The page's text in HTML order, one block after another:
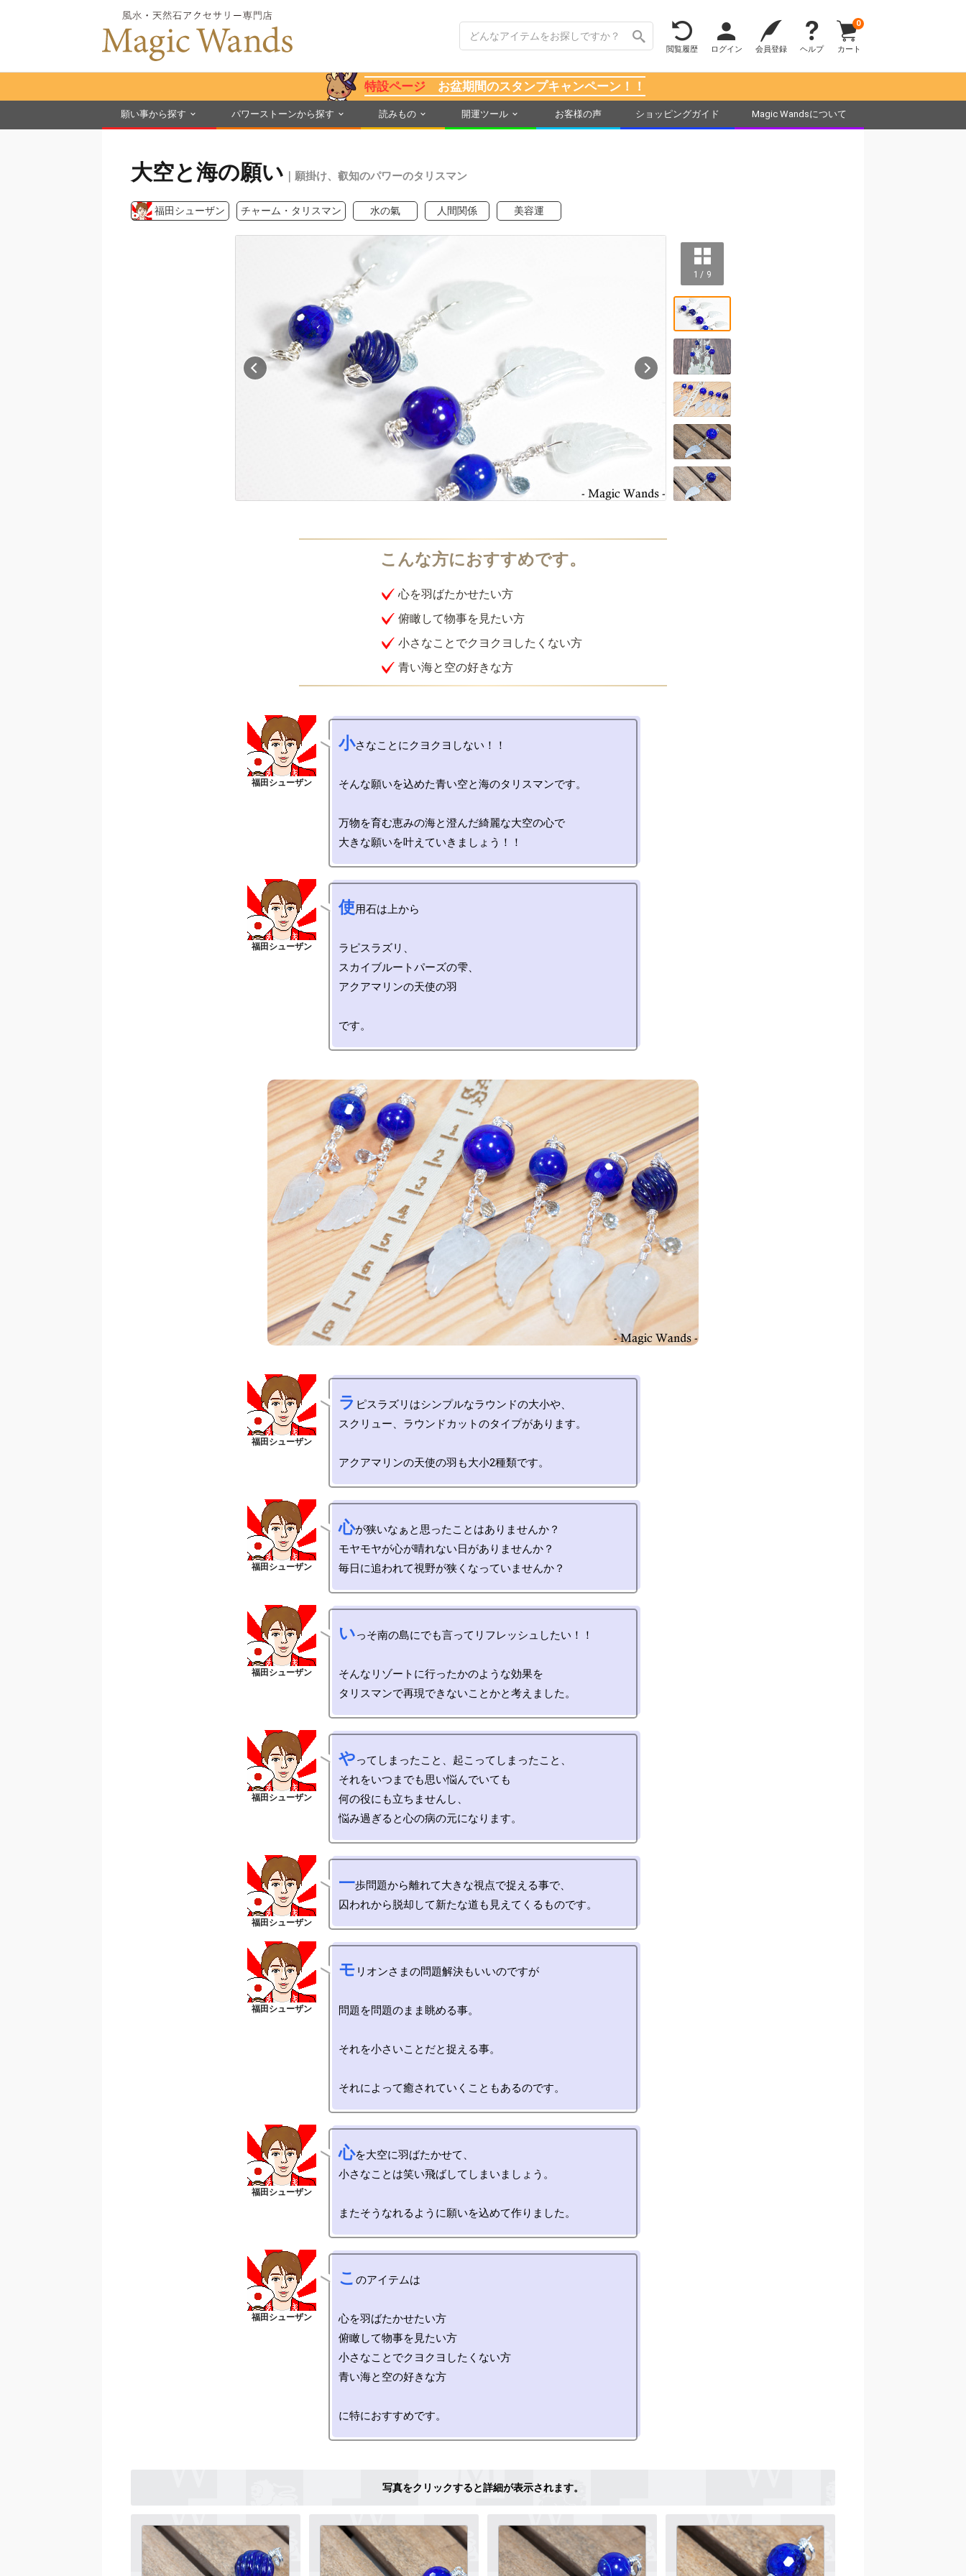
閲覧履歴 ログイン 会員登録 ヘルプ カート
0
特設ページ お盆期間のスタンプキャンペーン！！
願い事から探す パワーストーンから探す 読みもの 開運ツール お客様の声 ショッピングガイド Magic Wandsについて
大空と海の願い ｜願掛け、叡知のパワーのタリスマン
福田シューザン チャーム・タリスマン 水の氣 人間関係 美容運
1 / 9
心を羽ばたかせたい方
俯瞰して物事を見たい方
小さなことでクヨクヨしたくない方
青い海と空の好きな方
小さなことにクヨクヨしない！！
そんな願いを込めた青い空と海のタリスマンです。
万物を育む恵みの海と澄んだ綺麗な大空の心で
使用石は上から
ラピスラズリ、
スカイブルートパーズの雫、
アクアマリンの天使の羽
ラ ピスラズリはシンプルなラウンドの大小や、
スクリュー、ラウンドカットのタイプがあります。
心が狭いなぁと思ったことはありませんか？
モヤモヤが心が晴れない日がありませんか？
いっそ南の島にでも言ってリフレッシュしたい！！
そんなリゾートに行ったかのような効果を
やってしまったこと、起こってしまったこと、
それをいつまでも思い悩んでいても
何の役にも立ちませんし、
一歩問題から離れて大きな視点で捉える事で、
モ リオンさまの問題解決もいいのですが
問題を問題のまま眺める事。
それを小さいことだと捉える事。
心を大空に羽ばたかせて、
小さなことは笑い飛ばしてしまいましょう。
こ のアイテムは
心を羽ばたかせたい方
俯瞰して物事を見たい方
小さなことでクヨクヨしたくない方
青い海と空の好きな方